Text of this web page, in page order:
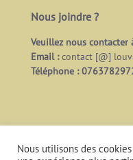
Nous joindre ?
Veuillez nous contacter
Email : contact [@]
Téléphone :
Nous utilisons des